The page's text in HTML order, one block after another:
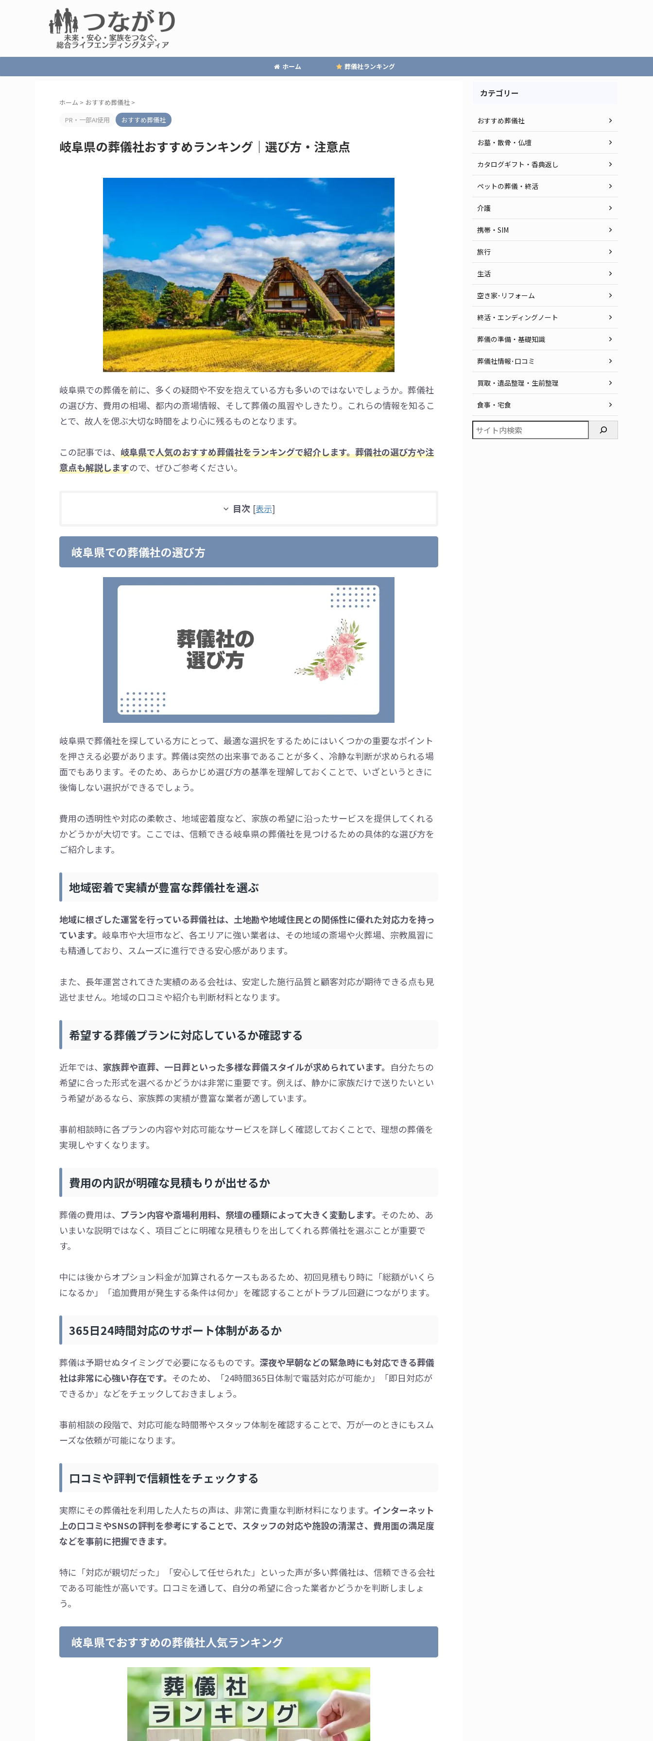
ホーム 葬儀社ランキング
ホーム > おすすめ葬儀社 >
PR・一部AI使用
おすすめ葬儀社
岐阜県の葬儀社おすすめランキング｜選び方・注意点
岐阜県での葬儀を前に、多くの疑問や不安を抱えている方も多いのではないでしょうか。葬儀社
の選び方、費用の相場、都内の斎場情報、そして葬儀の風習やしきたり。これらの情報を知るこ
とで、故人を偲ぶ大切な時間をより心に残るものとなります。
この記事では、 岐阜県で人気のおすすめ葬儀社をランキングで紹介します。葬儀社の選び方や注
意点も解説しますので、ぜひご参考ください。
目次 [表示]
岐阜県での葬儀社の選び方
岐阜県で葬儀社を探している方にとって、最適な選択をするためにはいくつかの重要なポイント
を押さえる必要があります。葬儀は突然の出来事であることが多く、冷静な判断が求められる場
面でもあります。そのため、あらかじめ選び方の基準を理解しておくことで、いざというときに
後悔しない選択ができるでしょう。
費用の透明性や対応の柔軟さ、地域密着度など、家族の希望に沿ったサービスを提供してくれる
かどうかが大切です。ここでは、信頼できる岐阜県の葬儀社を見つけるための具体的な選び方を
ご紹介します。
地域密着で実績が豊富な葬儀社を選ぶ
地域に根ざした運営を行っている葬儀社は、土地勘や地域住民との関係性に優れた対応力を持っ
ています。 岐阜市や大垣市など、各エリアに強い業者は、その地域の斎場や火葬場、宗教風習に
も精通しており、スムーズに進行できる安心感があります。
また、長年運営されてきた実績のある会社は、安定した施行品質と顧客対応が期待できる点も見
逃せません。地域の口コミや紹介も判断材料となります。
希望する葬儀プランに対応しているか確認する
近年では、 家族葬や直葬、一日葬といった多様な葬儀スタイルが求められています。 自分たちの
希望に合った形式を選べるかどうかは非常に重要です。例えば、静かに家族だけで送りたいとい
う希望があるなら、家族葬の実績が豊富な業者が適しています。
事前相談時に各プランの内容や対応可能なサービスを詳しく確認しておくことで、理想の葬儀を
実現しやすくなります。
費用の内訳が明確な見積もりが出せるか
葬儀の費用は、 プラン内容や斎場利用料、祭壇の種類によって大きく変動します。 そのため、あ
いまいな説明ではなく、項目ごとに明確な見積もりを出してくれる葬儀社を選ぶことが重要で
す。
中には後からオプション料金が加算されるケースもあるため、初回見積もり時に「総額がいくら
になるか」「追加費用が発生する条件は何か」を確認することがトラブル回避につながります。
365日24時間対応のサポート体制があるか
葬儀は予期せぬタイミングで必要になるものです。 深夜や早朝などの緊急時にも対応できる葬儀
社は非常に心強い存在です。 そのため、「24時間365日体制で電話対応が可能か」「即日対応が
できるか」などをチェックしておきましょう。
事前相談の段階で、対応可能な時間帯やスタッフ体制を確認することで、万が一のときにもスム
ーズな依頼が可能になります。
口コミや評判で信頼性をチェックする
実際にその葬儀社を利用した人たちの声は、非常に貴重な判断材料になります。 インターネット
上の口コミやSNSの評判を参考にすることで、スタッフの対応や施設の清潔さ、費用面の満足度
などを事前に把握できます。
特に「対応が親切だった」「安心して任せられた」といった声が多い葬儀社は、信頼できる会社
である可能性が高いです。口コミを通して、自分の希望に合った業者かどうかを判断しましょ
う。
岐阜県でおすすめの葬儀社人気ランキング
カテゴリー
おすすめ葬儀社
お墓・散骨・仏壇
カタログギフト・香典返し
ペットの葬儀・終活
介護
携帯・SIM
旅行
生活
空き家･リフォーム
終活・エンディングノート
葬儀の準備・基礎知識
葬儀社情報･口コミ
買取・遺品整理・生前整理
食事・宅食